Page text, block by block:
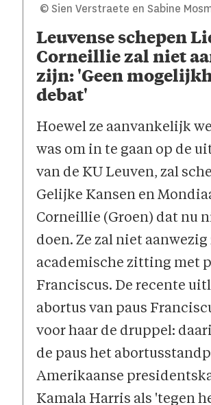
© Sien Verstraete en Sabine
Leuvense schepen
Corneillie zal niet
zijn: 'Geen
debat'
Hoewel ze aanvankelijk
was om in te gaan op de
van de KU Leuven, zal
Gelijke Kansen en
Corneillie (Groen) dat nu
doen. Ze zal niet
academische zitting met
Franciscus. De recente
abortus van paus
voor haar de druppel:
de paus het
Amerikaanse
Kamala Harris als 'tegen